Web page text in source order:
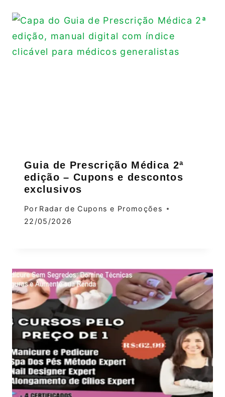
Guia de Prescrição Médica 2ª
edição – Cupons e descontos
exclusivos
Por Radar de Cupons e Promoções
22/05/2026